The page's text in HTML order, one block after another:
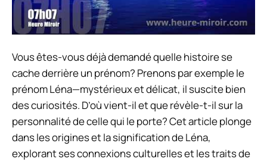
Vous êtes-vous déjà demandé quelle histoire se
cache derrière un prénom? Prenons par exemple le
prénom Léna—mystérieux et délicat, il suscite bien
des curiosités. D’où vient-il et que révèle-t-il sur la
personnalité de celle qui le porte? Cet article plonge
dans les origines et la signification de Léna,
explorant ses connexions culturelles et les traits de